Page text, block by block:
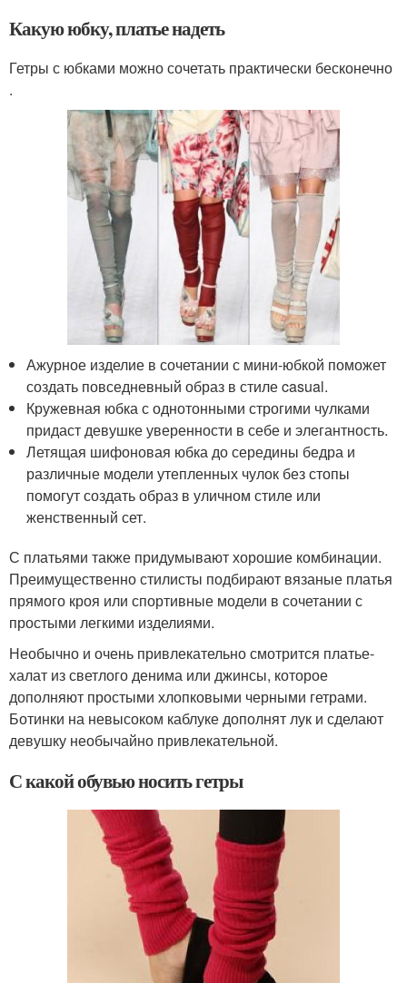
Какую юбку, платье надеть
Гетры с юбками можно сочетать практически бесконечно
.
Ажурное изделие в сочетании с мини-юбкой поможет
создать повседневный образ в стиле casual.
Кружевная юбка с однотонными строгими чулками
придаст девушке уверенности в себе и элегантность.
Летящая шифоновая юбка до середины бедра и
различные модели утепленных чулок без стопы
помогут создать образ в уличном стиле или
женственный сет.
С платьями также придумывают хорошие комбинации.
Преимущественно стилисты подбирают вязаные платья
прямого кроя или спортивные модели в сочетании с
простыми легкими изделиями.
Необычно и очень привлекательно смотрится платье-
халат из светлого денима или джинсы, которое
дополняют простыми хлопковыми черными гетрами.
Ботинки на невысоком каблуке дополнят лук и сделают
девушку необычайно привлекательной.
С какой обувью носить гетры